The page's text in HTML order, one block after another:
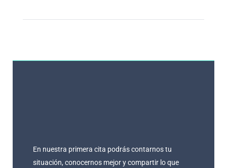
En nuestra primera cita podrás contarnos tu
situación, conocernos mejor y compartir lo que